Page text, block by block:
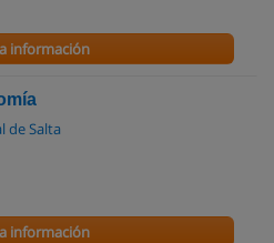
información
de Salta
información